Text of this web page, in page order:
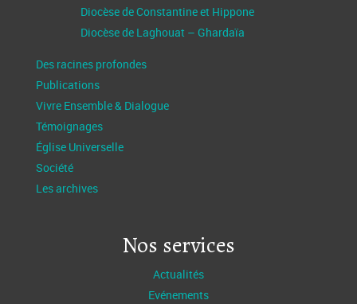
Diocèse de Constantine et Hippone
Diocèse de Laghouat – Ghardaïa
Des racines profondes
Publications
Vivre Ensemble & Dialogue
Témoignages
Église Universelle
Société
Les archives
Nos services
Actualités
Evénements